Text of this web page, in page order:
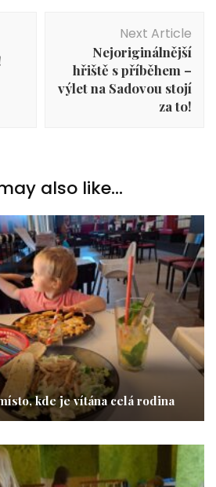
Next Article
Nejoriginálnější
hřiště s příběhem –
výlet na Sadovou stojí
za to!
also like...
kde je vítána celá rodina